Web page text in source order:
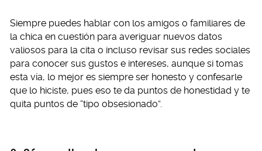
Siempre puedes hablar con los amigos o familiares de
la chica en cuestión para averiguar nuevos datos
valiosos para la cita o incluso revisar sus redes sociales
para conocer sus gustos e intereses, aunque si tomas
esta vía, lo mejor es siempre ser honesto y confesarle
que lo hiciste, pues eso te da puntos de honestidad y te
quita puntos de “tipo obsesionado”.